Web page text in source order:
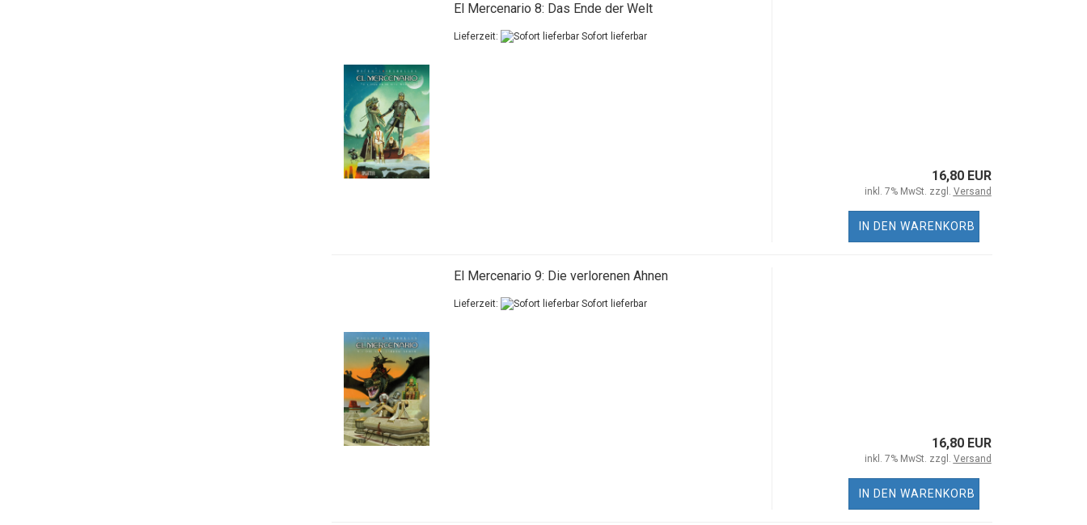
El Mercenario 8: Das Ende der Welt
Lieferzeit: Sofort lieferbar
16,80 EUR
inkl. 7% MwSt. zzgl. Versand
IN DEN WARENKORB
El Mercenario 9: Die verlorenen Ahnen
Lieferzeit: Sofort lieferbar
16,80 EUR
inkl. 7% MwSt. zzgl. Versand
IN DEN WARENKORB